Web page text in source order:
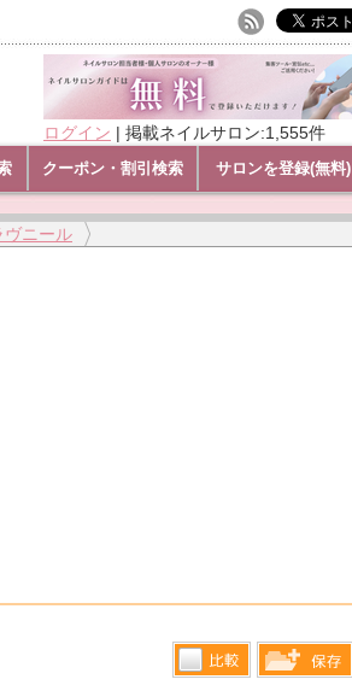
クーポン・割引検索 サロンを登録(無料)
ログイン | 掲載ネイルサロン:1,555件
ニール